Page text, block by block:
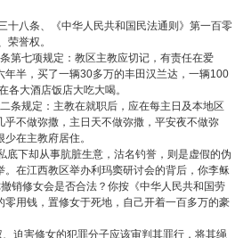
八条、《中华人民共和国民法通则》第一百零
誉权。
第七项规定：教区主教应切记，有责任在爱
半，买了一辆30多万的丰田汉兰达，一辆100
大酒店饭店大吃大喝。
条规定：主教在就职后，应在每主日及本地区
不做弥撒，主日天不做弥撒，平安夜不做弥
在主教府居住。
下却从事肮脏生意，沽名钓誉，则是虚假的伪
在江西教区举办利玛窦研讨会的背后，你李稣
销修女会是否合法？你按《中华人民共和国劳
用钱，置修女于死地，自己开着一百多万的豪
迫害修女的犯罪分子应该审判其罪行，将其绳